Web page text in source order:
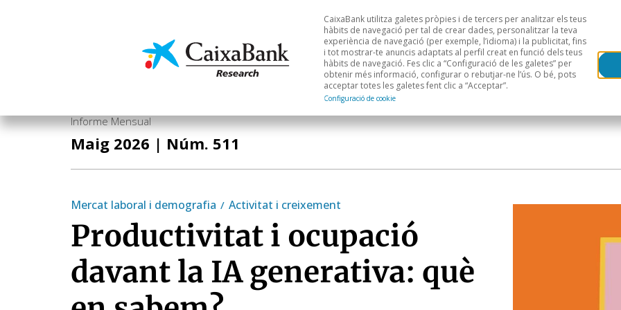
Economia i mercats Anàlisi sectorial Àrees geogràfiques
CaixaBank utilitza galetes pròpies i de tercers per analitzar els teus
hàbits de navegació per tal de crear dades, personalitzar la teva
experiència de navegació (per exemple, l’idioma) i la publicitat, fins
i tot mostrar-te anuncis adaptats al perfil creat en funció dels teus
hàbits de navegació. Fes clic a “Configuració de les galetes” per
obtenir més informació, configurar o rebutjar-ne l’ús. O bé, pots
acceptar totes les galetes fent clic a “Acceptar”.
Configuració de cookie
Informe Mensual
Maig 2026 | Núm. 511
Mercat laboral i demografia Activitat i creixement
Productivitat i ocupació
davant la IA generativa: què